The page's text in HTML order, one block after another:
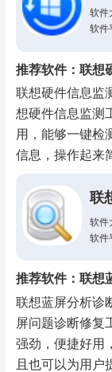
软件
软件
推荐软件：联想
联想硬件信息监
想硬件信息监测
用，能够一键检
信息，操作起来
联
软件
软件
推荐软件：联想
联想蓝屏分析诊
屏问题诊断修复
强劲，便捷好用
且也可以为用户